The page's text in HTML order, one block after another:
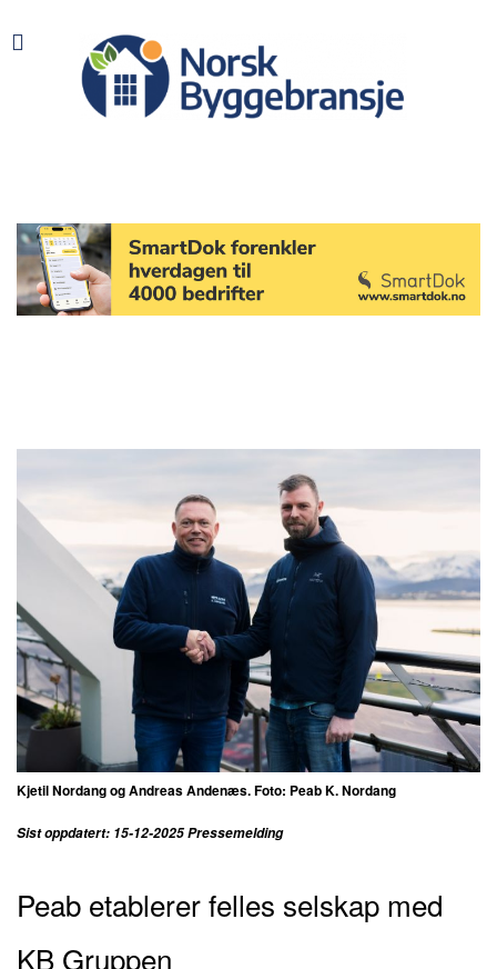
Kjetil Nordang og Andreas Andenæs. Foto: Peab K. Nordang
Sist oppdatert: 15-12-2025 Pressemelding
Peab etablerer felles selskap med
KB Gruppen